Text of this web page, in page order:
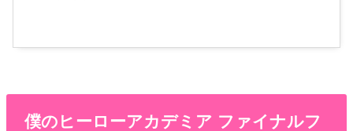
僕のヒーローアカデミア ファイナルフ